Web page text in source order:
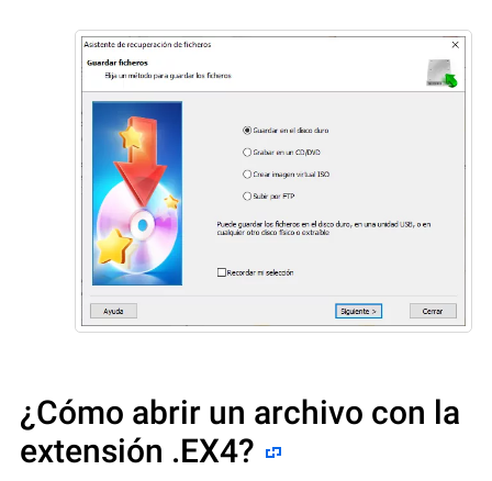
¿Cómo abrir un archivo con la
extensión .EX4?